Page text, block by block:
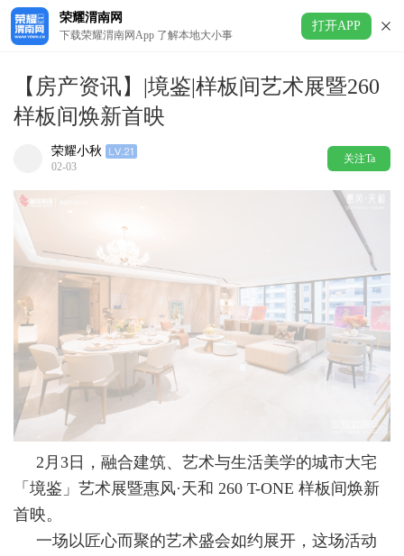
荣耀渭南网
下载荣耀渭南网App 了解本地大小事
打开APP
【房产资讯】|境鉴|样板间艺术展暨260
样板间焕新首映
荣耀小秋
02-03
关注Ta
2月3日，融合建筑、艺术与生活美学的城市大宅
「境鉴」艺术展暨惠风·天和 260 T-ONE 样板间焕新
首映。
一场以匠心而聚的艺术盛会如约展开，这场活动